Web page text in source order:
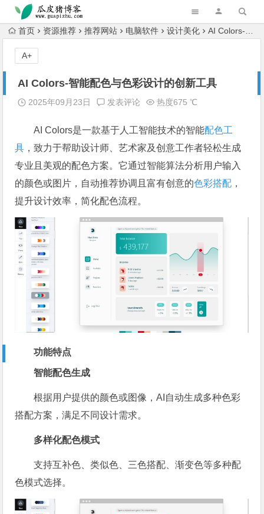
跳转到主内容
首页 资源推荐 推荐网站 电脑软件 设计美化 AI Colors-智能配色与色彩设计的创新工具
AI Colors-智能配色与色彩设计的创新工具
2025年09月23日 发表评论 热度675 ℃
AI Colors是一款基于人工智能技术的智能配色工
具 ，致力于帮助设计师、艺术家及创意工作者轻松生成
专业且美观的配色方案。它通过智能算法分析用户输入
的颜色或图片，自动推荐协调且富有创意的色彩搭配 ，
提升设计效率，简化配色流程。
功能特点
智能配色生成
根据用户提供的颜色或图像，AI自动生成多种色彩
搭配方案，满足不同设计需求。
多样化配色模式
支持互补色、类似色、三色搭配、渐变色等多种配
色模式选择。
A+